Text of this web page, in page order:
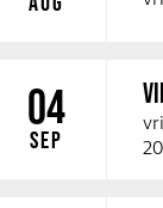
04
SEP